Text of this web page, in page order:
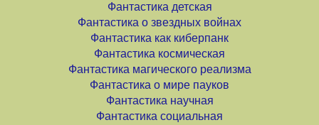
Фантастика детская
Фантастика о звездных войнах
Фантастика как киберпанк
Фантастика космическая
Фантастика магического реализма
Фантастика о мире пауков
Фантастика научная
Фантастика социальная